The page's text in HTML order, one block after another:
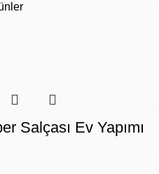
Salçası Ev Yapımı